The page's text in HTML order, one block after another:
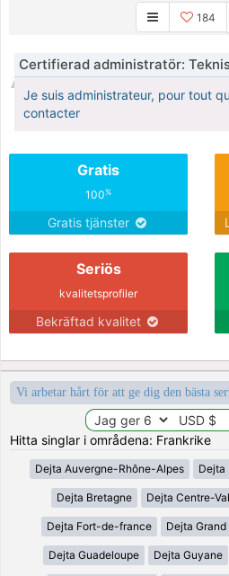
184
Certifierad administratör:
Je suis administrateur, pour tout
contacter
Gratis
100%
Gratis tjänster
Seriös
kvalitetsprofiler
Bekräftad kvalitet
Vi arbetar hårt för att ge dig den bästa
Hitta singlar i områdena: Frankrike
Dejta Auvergne-Rhône-Alpes Dejta
Dejta Bretagne Dejta Centre-
Dejta Fort-de-france Dejta Grand
Dejta Guadeloupe Dejta Guyane